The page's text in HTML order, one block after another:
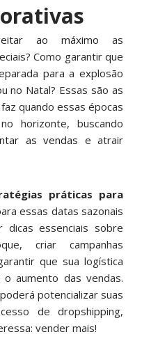
ao máximo as
Como garantir que
para a explosão
no Natal? Essas são as
quando essas épocas
horizonte, buscando
as vendas e atrair
práticas para
essas datas sazonais
dicas essenciais sobre
criar campanhas
que sua logística
aumento das vendas.
potencializar suas
de dropshipping,
vender mais!